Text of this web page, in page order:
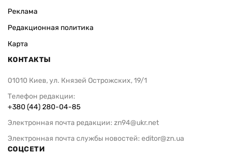
Реклама
Редакционная политика
Карта
КОНТАКТЫ
01010 Киев, ул. Князей Острожских, 19/1
Телефон редакции:
+380 (44) 280-04-85
Электронная почта редакции: zn94@ukr.net
Электронная почта службы новостей: editor@zn.ua
СОЦСЕТИ